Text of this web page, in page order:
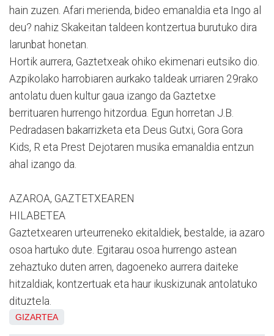
hain zuzen. Afari merienda, bideo emanaldia eta Ingo al
deu? nahiz Skakeitan taldeen kontzertua burutuko dira
larunbat honetan.
Hortik aurrera, Gaztetxeak ohiko ekimenari eutsiko dio.
Azpikolako harrobiaren aurkako taldeak urriaren 29rako
antolatu duen kultur gaua izango da Gaztetxe
berrituaren hurrengo hitzordua. Egun horretan J.B.
Pedradasen bakarrizketa eta Deus Gutxi, Gora Gora
Kids, R eta Prest Dejotaren musika emanaldia entzun
ahal izango da.
AZAROA, GAZTETXEAREN
HILABETEA
Gaztetxearen urteurreneko ekitaldiek, bestalde, ia azaro
osoa hartuko dute. Egitarau osoa hurrengo astean
zehaztuko duten arren, dagoeneko aurrera daiteke
hitzaldiak, kontzertuak eta haur ikuskizunak antolatuko
dituztela.
GIZARTEA